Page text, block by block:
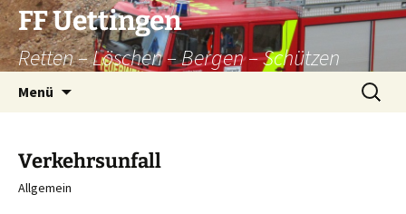
Zum
Inhalt
springen
FF Uettingen
Retten – Löschen – Bergen – Schützen
Menü
Suchen
nach:
Verkehrsunfall
Allgemein